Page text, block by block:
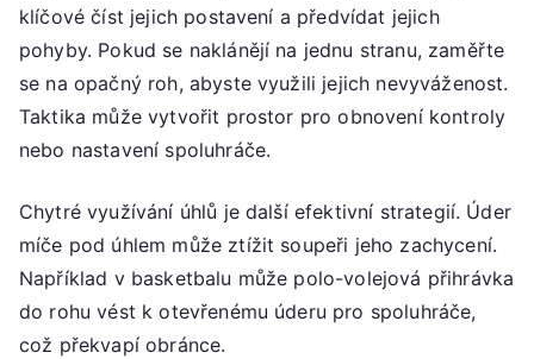
klíčové číst jejich postavení a předvídat jejich
pohyby. Pokud se naklánějí na jednu stranu, zaměřte
se na opačný roh, abyste využili jejich nevyváženost.
Taktika může vytvořit prostor pro obnovení kontroly
nebo nastavení spoluhráče.
Chytré využívání úhlů je další efektivní strategií. Úder
míče pod úhlem může ztížit soupeři jeho zachycení.
Například v basketbalu může polo-volejová přihrávka
do rohu vést k otevřenému úderu pro spoluhráče,
což překvapí obránce.